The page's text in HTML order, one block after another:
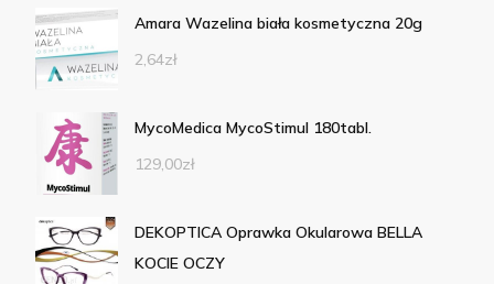
Amara Wazelina biała kosmetyczna 20g
2,64zł
MycoMedica MycoStimul 180tabl.
129,00zł
DEKOPTICA Oprawka Okularowa BELLA
KOCIE OCZY